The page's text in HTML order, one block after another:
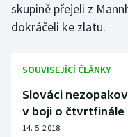
skupině přejeli z
dokráčeli ke zlatu.
SOUVISEJÍCÍ ČLÁNKY
Slováci
v boji o čtvrtfinále
14. 5. 2018